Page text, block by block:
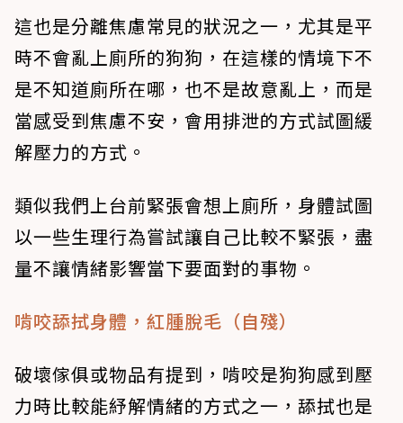
這也是分離焦慮常見的狀況之一，尤其是平
時不會亂上廁所的狗狗，在這樣的情境下不
是不知道廁所在哪，也不是故意亂上，而是
當感受到焦慮不安，會用排泄的方式試圖緩
解壓力的方式。
類似我們上台前緊張會想上廁所，身體試圖
以一些生理行為嘗試讓自己比較不緊張，盡
量不讓情緒影響當下要面對的事物。
啃咬舔拭身體，紅腫脫毛（自殘）
破壞傢俱或物品有提到，啃咬是狗狗感到壓
力時比較能紓解情緒的方式之一，舔拭也是